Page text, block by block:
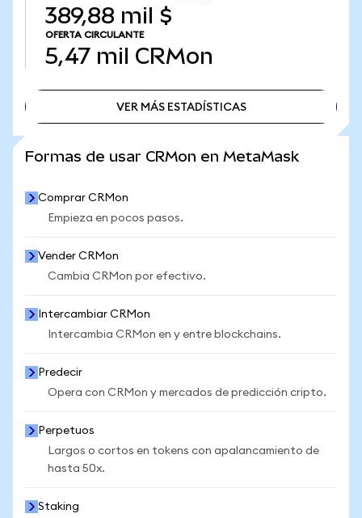
389,88 mil $
OFERTA CIRCULANTE
5,47 mil CRMon
VER MÁS ESTADÍSTICAS
Formas de usar CRMon en MetaMask
Comprar CRMon
Empieza en pocos pasos.
Vender CRMon
Cambia CRMon por efectivo.
Intercambiar CRMon
Intercambia CRMon en y entre blockchains.
Predecir
Opera con CRMon y mercados de predicción cripto.
Perpetuos
Largos o cortos en tokens con apalancamiento de
hasta 50x.
Staking